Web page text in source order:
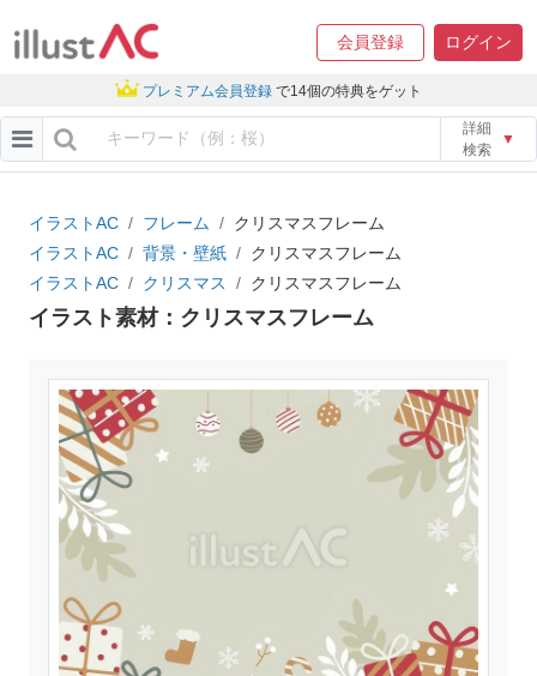
会員登録 ログイン
プレミアム会員登録 で14個の特典をゲット
詳細
検索
▼
イラストAC フレーム
クリスマスフレーム
イラストAC
背景・壁紙
クリスマスフレーム
イラストAC
クリスマス クリスマスフレーム
イラスト素材：クリスマスフレーム